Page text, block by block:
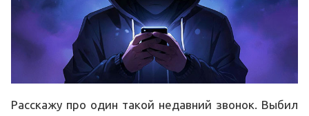
Расскажу про один такой недавний звонок. Выбил